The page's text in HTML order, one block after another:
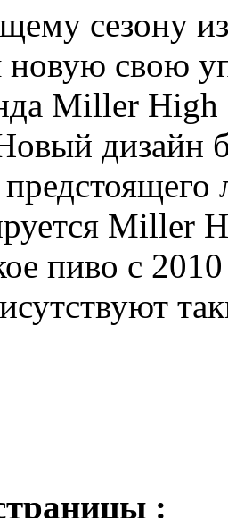
сезону
новую свою
Miller
дизайн
Miller
пиво с
: